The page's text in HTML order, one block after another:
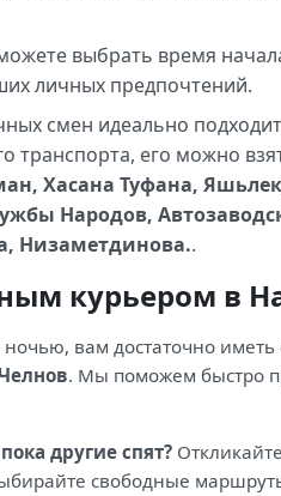
выбрать время
личных предпочтений.
смен идеально
транспорта, его можно
Хасана Туфана,
Народов,
Низаметдинова..
курьером в
ночью, вам достаточно
. Мы поможем быстро
другие спят?
свободные